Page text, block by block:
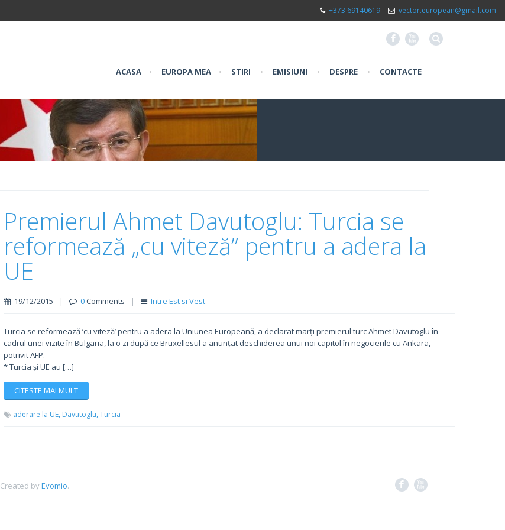
+373 69140619 vector.european@gmail.com
F X
ACASA • EUROPA MEA • STIRI • EMISIUNI • DESPRE • CONTACTE
Premierul Ahmet Davutoglu: Turcia se
reformează „cu viteză” pentru a adera la
UE
19/12/2015 | 0Comments | Intre Est si Vest
Turcia se reformează ‘cu viteză’ pentru a adera la Uniunea Europeană, a declarat marți premierul turc Ahmet Davutoglu în
cadrul unei vizite în Bulgaria, la o zi după ce Bruxellesul a anunțat deschiderea unui noi capitol în negocierile cu Ankara,
potrivit AFP.
* Turcia și UE au […]
CITESTE MAI MULT
aderare la UE, Davutoglu, Turcia
Created byEvomio. F X